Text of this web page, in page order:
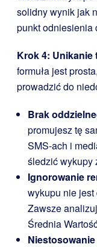
solidny wynik jak
punkt odniesienia
Krok 4: Unikanie
formuła jest
prowadzić do
Brak
promujesz tę
SMS-ach i
śledzić wykupy
Ignorowanie
wykupu nie jest
Zawsze
Średnia